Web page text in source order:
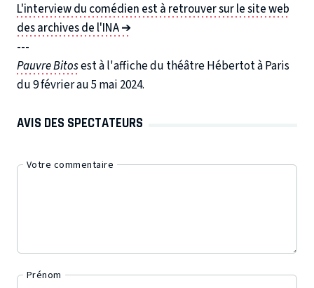
L'interview du comédien est à retrouver sur le site web
des archives de l'INA ➔
---
Pauvre Bitosest à l'affiche du théâtre Hébertot à Paris
du 9 février au 5 mai 2024.
AVIS DES SPECTATEURS
Votre commentaire
Prénom